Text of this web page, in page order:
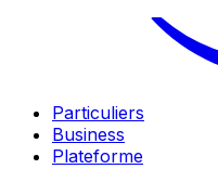
Particuliers
Business
Plateforme